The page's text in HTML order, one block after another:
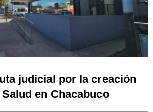
judicial por la creación
Salud en Chacabuco